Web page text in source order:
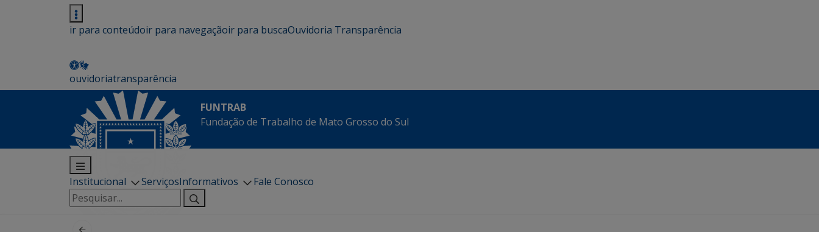
ir para conteúdoir para navegaçãoir para buscaOuvidoria Transparência
ouvidoriatransparência
FUNTRAB
Fundação de Trabalho de Mato Grosso do Sul
Institucional ServiçosInformativos
Fale Conosco
Pesquisar
por: